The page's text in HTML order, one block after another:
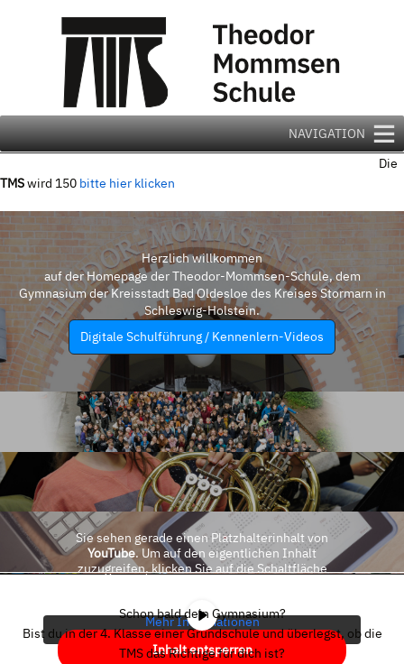
NAVIGATION
Die
TMSwird 150 bitte hier klicken
Herzlich willkommen
auf der Homepage der Theodor-Mommsen-Schule, dem
Gymnasium der Kreisstadt Bad Oldesloe des Kreises Stormarn in
Schleswig-Holstein.
Digitale Schulführung / Kennenlern-Videos
Sie sehen gerade einen Platzhalterinhalt von
YouTube. Um auf den eigentlichen Inhalt
zuzugreifen, klicken Sie auf die Schaltfläche
Mehr Informationen
Inhalt entsperren
Schon bald dein Gymnasium?
Bist du in der 4. Klasse einer Grundschule und überlegst, ob die
TMS das Richtige für dich ist?